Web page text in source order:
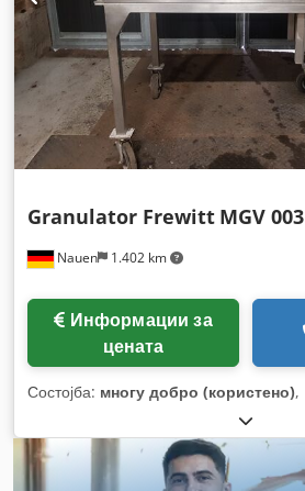
Nauen 1.402 km
Granulator Frewitt MGV 003
цената
Состојба: многу добро (користено),